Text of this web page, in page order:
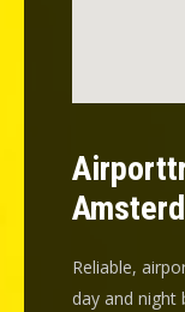
Reliable,
day and night